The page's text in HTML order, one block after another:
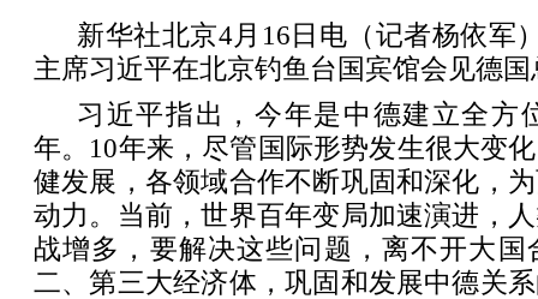
新华社北京4月16日电（记者杨依军
主席习近平在北京钓鱼台国宾馆会见德
习近平指出，今年是中德建立全方
年。10年来，尽管国际形势发生很大变
健发展，各领域合作不断巩固和深化，
动力。当前，世界百年变局加速演进，
战增多，要解决这些问题，离不开大国
二、第三大经济体，巩固和发展中德关